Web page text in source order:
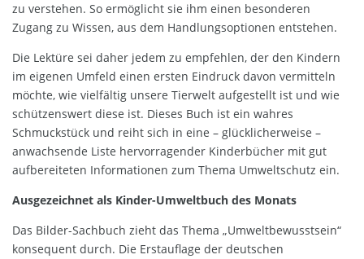
zu verstehen. So ermöglicht sie ihm einen besonderen
Zugang zu Wissen, aus dem Handlungsoptionen entstehen.
Die Lektüre sei daher jedem zu empfehlen, der den Kindern
im eigenen Umfeld einen ersten Eindruck davon vermitteln
möchte, wie vielfältig unsere Tierwelt aufgestellt ist und wie
schützenswert diese ist. Dieses Buch ist ein wahres
Schmuckstück und reiht sich in eine – glücklicherweise –
anwachsende Liste hervorragender Kinderbücher mit gut
aufbereiteten Informationen zum Thema Umweltschutz ein.
Ausgezeichnet als Kinder-Umweltbuch des Monats
Das Bilder-Sachbuch zieht das Thema „Umweltbewusstsein“
konsequent durch. Die Erstauflage der deutschen